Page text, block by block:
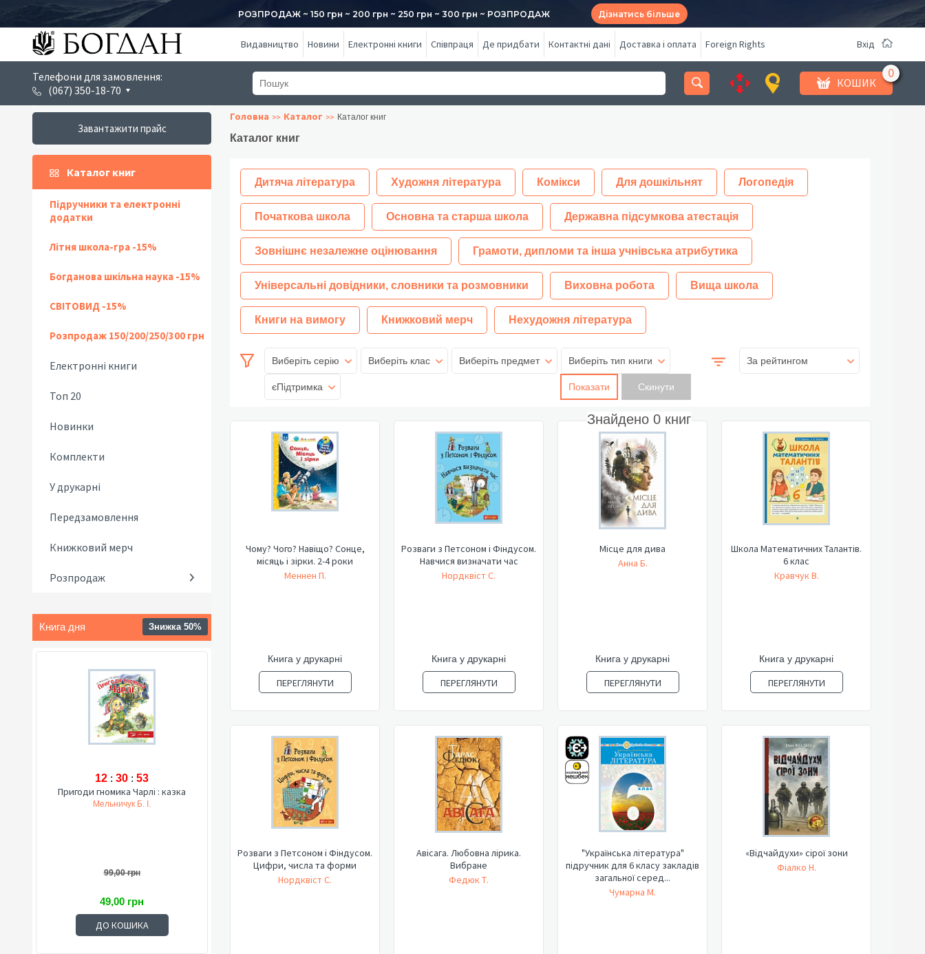
РОЗПРОДАЖ ~ 150 грн ~ 200 грн ~ 250 грн ~ 300 грн ~ РОЗПРОДАЖ Дізнатись більше
Видавництво Новини Електронні книги Співпраця Де придбати Контактні дані Доставка і оплата Foreign Rights Вхід
Телефони для замовлення:
(067) 350-18-70
КОШИК
Завантажити прайс
Каталог книг
Підручники та електронні
додатки
Літня школа-гра -15%
Богданова шкільна наука -15%
СВІТОВИД -15%
Розпродаж 150/200/250/300 грн
Електронні книги
Топ 20
Новинки
Комплекти
У друкарні
Передзамовлення
Книжковий мерч
Розпродаж
Книга дня Знижка 50%
12 : 30 : 52
Пригоди гномика Чарлі : казка
Мельничук Б. І.
99,00 грн
49,00 грн
ДО КОШИКА
Головна Каталог Каталог книг
Каталог книг
Дитяча література Художня література Комікси Для дошкільнят Логопедія
Початкова школа Основна та старша школа Державна підсумкова атестація
Зовнішнє незалежне оцінювання Грамоти, дипломи та інша учнівська атрибутика
Універсальні довідники, словники та розмовники Виховна робота Вища школа
Книги на вимогу Книжковий мерч Нехудожня література
Виберіть серію Виберіть клас Виберіть предмет Виберіть тип книги
єПідтримка Показати
Знайдено 0 книг
За рейтингом
Чому? Чого? Навіщо? Сонце,
місяць і зірки. 2-4 роки
Меннен П.
Книга у друкарні
ПЕРЕГЛЯНУТИ
Розваги з Петсоном і Фіндусом.
Навчися визначати час
Нордквіст С.
Книга у друкарні
ПЕРЕГЛЯНУТИ
Місце для дива
Анна Б.
Книга у друкарні
ПЕРЕГЛЯНУТИ
Школа Математичних Талантів.
6 клас
Кравчук В.
Книга у друкарні
ПЕРЕГЛЯНУТИ
Розваги з Петсоном і Фіндусом.
Цифри, числа та форми
Нордквіст С.
Авісага. Любовна лірика.
Вибране
Федюк Т.
"Українська література"
підручник для 6 класу закладів
загальної серед...
Чумарна М.
«Відчайдухи» сірої зони
Фіалко Н.